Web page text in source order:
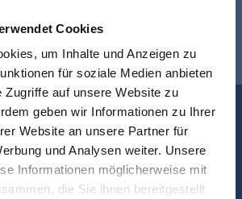
Cookies
um Inhalte und Anzeigen zu
für soziale Medien anbieten
Zugriffe auf unsere Website zu
geben wir Informationen zu Ihrer
Website an unsere Partner für
und Analysen weiter. Unsere
Informationen möglicherweise mit
die Sie ihnen bereitgestellt
anmelden